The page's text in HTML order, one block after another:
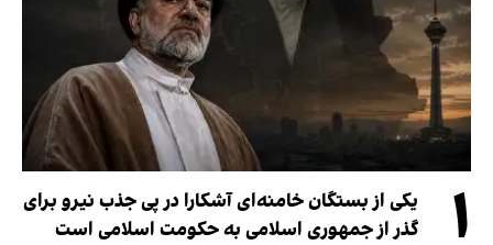
۱
یکی از بستگان خامنه‌ای آشکارا در پی جذب نیرو برای
گذر از جمهوری اسلامی به حکومت اسلامی است